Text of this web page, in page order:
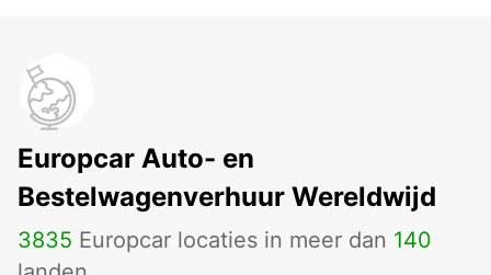
Europcar Auto- en
Bestelwagenverhuur Wereldwijd
3835 Europcar locaties in meer dan 140